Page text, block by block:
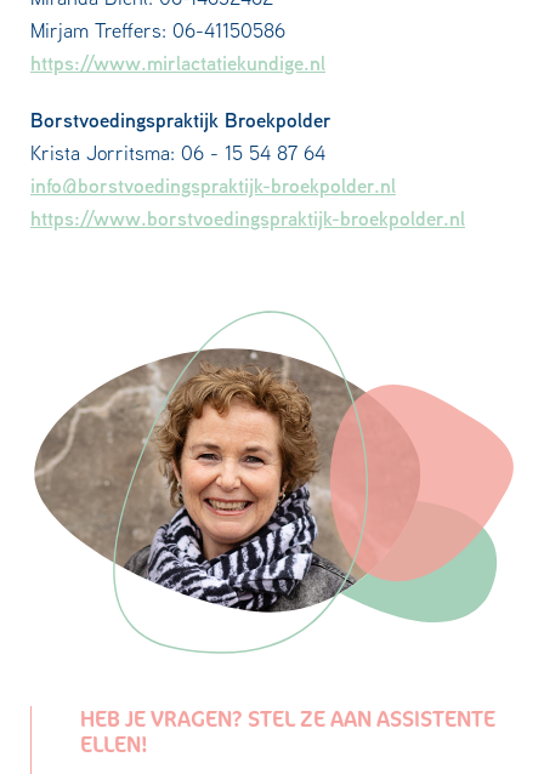
Mirjam Treffers: 06-41150586
https://www.mirlactatiekundige.nl
Borstvoedingspraktijk Broekpolder
Krista Jorritsma: 06 - 15 54 87 64
info@borstvoedingspraktijk-broekpolder.nl
https://www.borstvoedingspraktijk-broekpolder.nl
HEB JE VRAGEN? STEL ZE AAN ASSISTENTE
ELLEN!